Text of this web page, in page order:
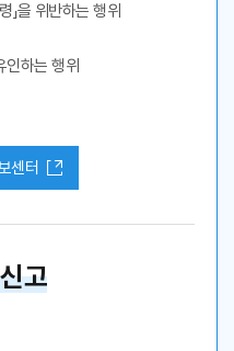
」을 위반하는 행위
인하는 행위
센터
고